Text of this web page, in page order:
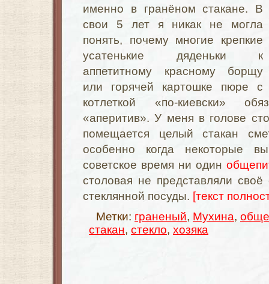
именно в гранёном стакане. В
свои 5 лет я никак не могла
понять, почему многие крепкие
усатенькие дяденьки к
аппетитному красному борщу
или горячей картошке пюре с
котлеткой «по-киевски»
«аперитив». У меня в голове
помещается целый стакан
особенно когда некоторые
советское время ни один
столовая не представляли
стеклянной посуды. [текст
Метки: граненый, Мухина,
стакан, стекло, хозяка